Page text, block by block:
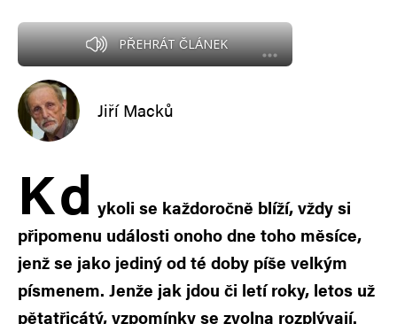
PŘEHRÁT ČLÁNEK
Jiří Macků
Kd ykoli se každoročně blíží, vždy si
připomenu události onoho dne toho měsíce,
jenž se jako jediný od té doby píše velkým
písmenem. Jenže jak jdou či letí roky, letos už
pětatřicátý, vzpomínky se zvolna rozplývají.